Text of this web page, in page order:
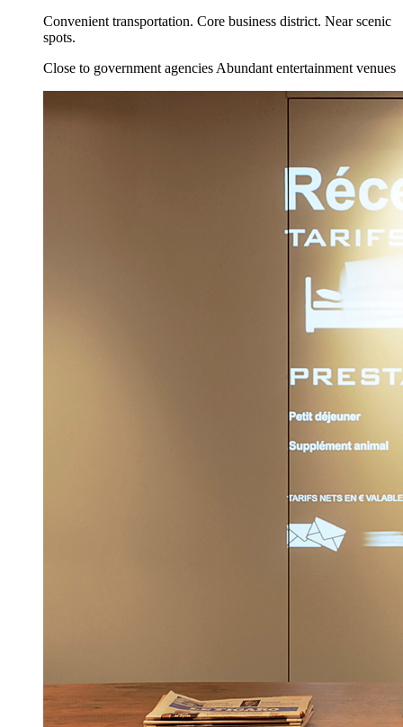
Convenient transportation. Core business district. Near scenic
spots.
Close to government agencies Abundant entertainment venues